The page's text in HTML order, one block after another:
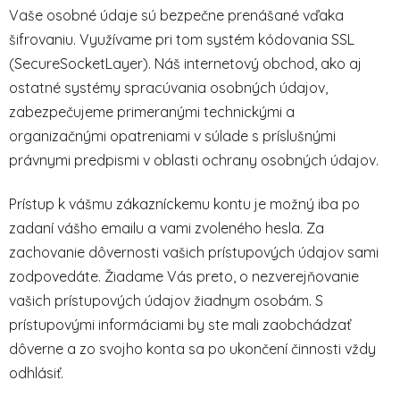
Vaše osobné údaje sú bezpečne prenášané vďaka
šifrovaniu. Využívame pri tom systém kódovania SSL
(SecureSocketLayer). Náš internetový obchod, ako aj
ostatné systémy spracúvania osobných údajov,
zabezpečujeme primeranými technickými a
organizačnými opatreniami v súlade s príslušnými
právnymi predpismi v oblasti ochrany osobných údajov.
Prístup k vášmu zákazníckemu kontu je možný iba po
zadaní vášho emailu a vami zvoleného hesla. Za
zachovanie dôvernosti vašich prístupových údajov sami
zodpovedáte. Žiadame Vás preto, o nezverejňovanie
vašich prístupových údajov žiadnym osobám. S
prístupovými informáciami by ste mali zaobchádzať
dôverne a zo svojho konta sa po ukončení činnosti vždy
odhlásiť.